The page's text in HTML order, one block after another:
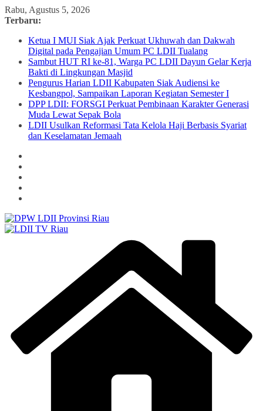
Skip
to
Rabu, Agustus 5, 2026
Terbaru:
Ketua I MUI Siak Ajak Perkuat Ukhuwah dan Dakwah
Digital pada Pengajian Umum PC LDII Tualang
Sambut HUT RI ke-81, Warga PC LDII Dayun Gelar Kerja
Bakti di Lingkungan Masjid
Pengurus Harian LDII Kabupaten Siak Audiensi ke
Kesbangpol, Sampaikan Laporan Kegiatan Semester I
DPP LDII: FORSGI Perkuat Pembinaan Karakter Generasi
Muda Lewat Sepak Bola
LDII Usulkan Reformasi Tata Kelola Haji Berbasis Syariat
dan Keselamatan Jemaah